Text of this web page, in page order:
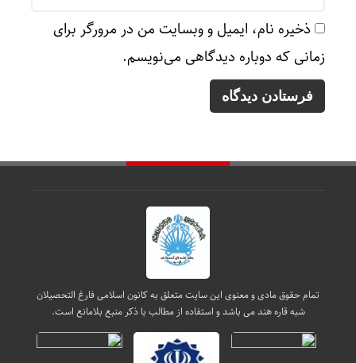
ذخیره نام، ایمیل و وبسایت من در مرورگر برای
زمانی که دوباره دیدگاهی می‌نویسم.
تمام حقوق مادی و معنوی این سایت متعلق به کانون اسلامی فارغ التحصیلان
شبه قاره هند می باشد و استفاده از مطالب با ذکر منبع بلامانع است.